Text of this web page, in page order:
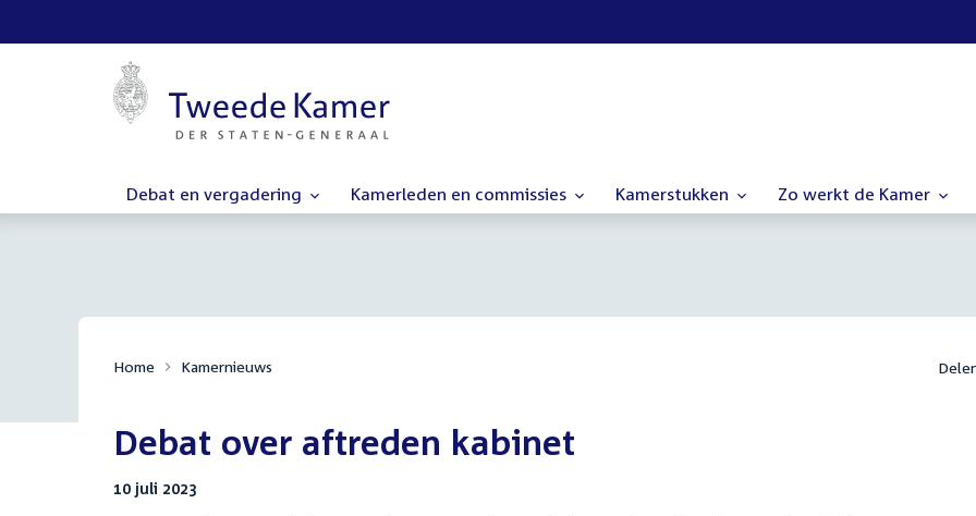
Debat en vergadering Kamerleden en commissies Kamerstukken Zo werkt de Kamer
Home Kamernieuws
Debat over aftreden kabinet
10 juli 2023